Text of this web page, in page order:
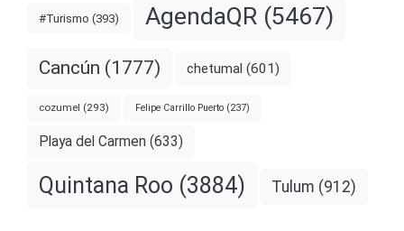
#Turismo (393) AgendaQR (5467)
Cancún (1777) chetumal (601)
cozumel (293) Felipe Carrillo Puerto (237)
Playa del Carmen (633)
Quintana Roo (3884) Tulum (912)